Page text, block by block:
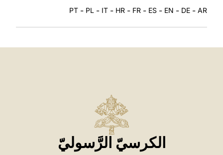
AR
-
DE
-
EN
-
ES
-
FR
-
HR
-
IT
-
PL
-
PT
الكرسيّ الرَّسوليّ